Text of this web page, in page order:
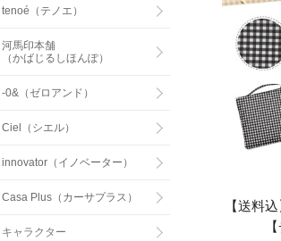
tenoé（テノエ）
河馬印本舗
（かばじるしほんぽ）
-0&（ゼロアンド）
Ciel（シエル）
innovator（イノベーター）
Casa Plus（カーサプラス）
キャラクター
【送料